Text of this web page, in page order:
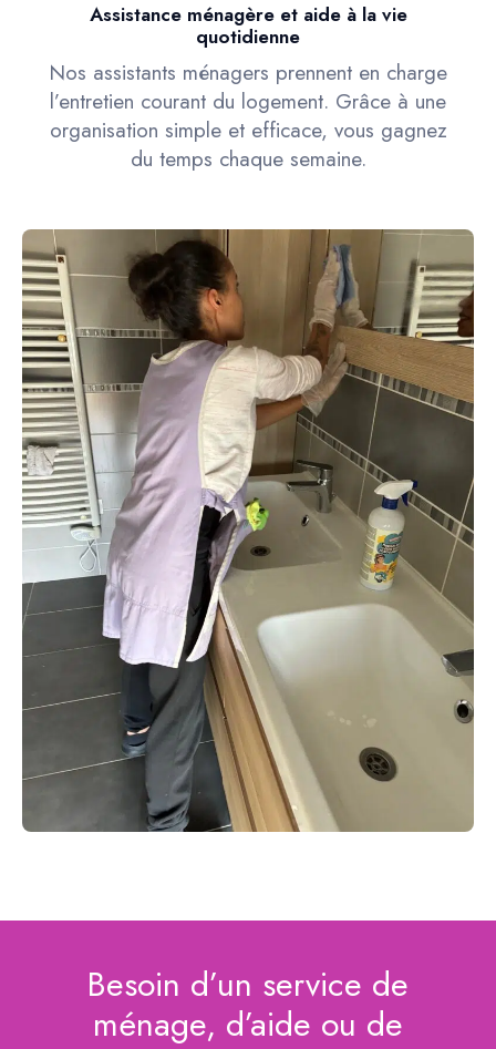
Assistance ménagère et aide à la vie
quotidienne
Nos assistants ménagers prennent en charge
l’entretien courant du logement. Grâce à une
organisation simple et efficace, vous gagnez
du temps chaque semaine.
Besoin d’un service de
ménage, d’aide ou de